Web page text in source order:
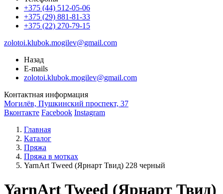
+375 (44) 512-05-06
+375 (29) 881-81-33
+375 (22) 270-79-15
zolotoi.klubok.mogilev@gmail.com
Назад
E-mails
zolotoi.klubok.mogilev@gmail.com
Контактная информация
Могилёв, Пушкинский проспект, 37
Вконтакте Facebook Instagram
Главная
Каталог
Пряжа
Пряжа в мотках
YarnArt Tweed (Ярнарт Твид) 228 черный
YarnArt Tweed (Ярнарт Твид)